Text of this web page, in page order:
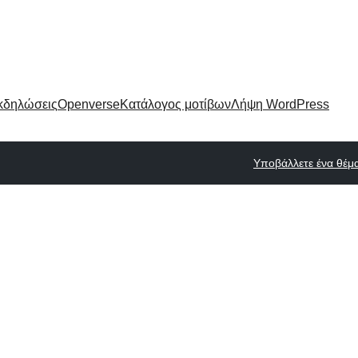
OpenverseΚατάλογος μοτίβωνΛήψη WordPress
Υποβάλλετε ένα